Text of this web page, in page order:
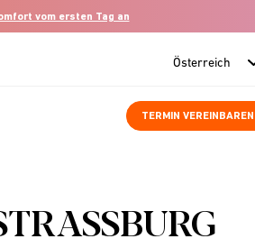
vom ersten Tag an
TERMIN VEREINBAREN